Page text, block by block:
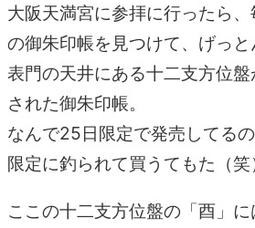
大阪天満宮に参拝に行ったら
の御朱印帳を見つけて、げっと
表門の天井にある十二支方位
された御朱印帳。
なんで25日限定で発売してるの
限定に釣られて買うてもた（笑
ここの十二支方位盤の「酉」